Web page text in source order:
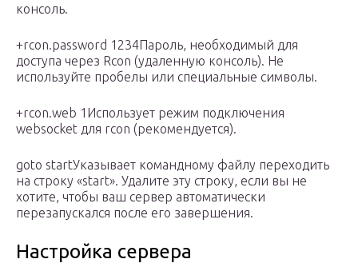
консоль.
+rcon.password 1234Пароль, необходимый для
доступа через Rcon (удаленную консоль). Не
используйте пробелы или специальные символы.
+rcon.web 1Использует режим подключения
websocket для rcon (рекомендуется).
goto startУказывает командному файлу переходить
на строку «start». Удалите эту строку, если вы не
хотите, чтобы ваш сервер автоматически
перезапускался после его завершения.
Настройка сервера